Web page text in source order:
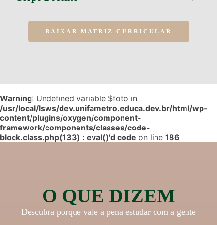
BAIXAR MATRIZ CURRICULAR
Warning: Undefined variable $foto in
/usr/local/lsws/dev.unifametro.educa.dev.br/html/wp-
content/plugins/oxygen/component-
framework/components/classes/code-
block.class.php(133) : eval()'d code on line 186
O QUE DIZEM
Descubra porque vale a pena estudar com a gente